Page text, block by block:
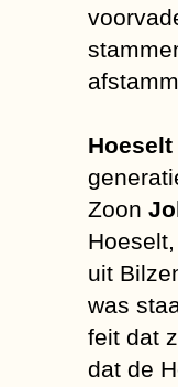
Hoeselt
Zoon
uit
was
feit dat
dat de